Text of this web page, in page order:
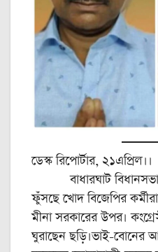
ডেস্ক রিপোর্টার, ২১এপ্রিল।।
বাধারঘাট
ফুঁসছে খোদ বিজেপির
মীনা সরকারের উপর।
ঘুরাছেন ছড়ি।ভাই-বোনের